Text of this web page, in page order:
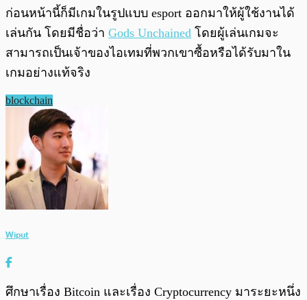
ก่อนหน้านี้ก็มีเกมในรูปแบบ esport ออกมาให้ผู้ใช้งานได้
เล่นกัน โดยมีชื่อว่า Gods Unchained โดยผู้เล่นเกมจะ
สามารถเป็นเจ้าของไอเทมที่พวกเขาซื้อหรือได้รับมาใน
เกมอย่างแท้จริง
blockchain
Wiput
ศึกษาเรื่อง Bitcoin และเรื่อง Cryptocurrency มาระยะหนึ่ง